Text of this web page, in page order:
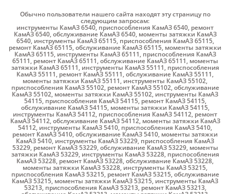
Обычно пользователи нашего сайта находят эту страницу по
следующим запросам:
инструменты КамАЗ 6540, приспособления КамАЗ 6540, ремонт
КамАЗ 6540,обслуживание КамАЗ 6540, моменты затяжки КамАЗ
6540, инструменты КамАЗ 65115, приспособления КамАЗ 65115,
ремонт КамАЗ 65115,обслуживание КамАЗ 65115, моменты затяжки
КамАЗ 65115, инструменты КамАЗ 65111, приспособления КамАЗ
65111, ремонт КамАЗ 65111,обслуживание КамАЗ 65111, моменты
затяжки КамАЗ 65111, инструменты КамАЗ 55111, приспособления
КамАЗ 55111, ремонт КамАЗ 55111,обслуживание КамАЗ 55111,
моменты затяжки КамАЗ 55111, инструменты КамАЗ 55102,
приспособления КамАЗ 55102, ремонт КамАЗ 55102,обслуживание
КамАЗ 55102, моменты затяжки КамАЗ 55102, инструменты КамАЗ
54115, приспособления КамАЗ 54115, ремонт КамАЗ 54115,
обслуживание КамАЗ 54115, моменты затяжки КамАЗ 54115,
инструменты КамАЗ 54112, приспособления КамАЗ 54112, ремонт
КамАЗ 54112,обслуживание КамАЗ 54112, моменты затяжки КамАЗ
54112, инструменты КамАЗ 5410, приспособления КамАЗ 5410,
ремонт КамАЗ 5410,обслуживание КамАЗ 5410, моменты затяжки
КамАЗ 5410, инструменты КамАЗ 53229, приспособления КамАЗ
53229, ремонт КамАЗ 53229,обслуживание КамАЗ 53229, моменты
затяжки КамАЗ 53229, инструменты КамАЗ 53228, приспособления
КамАЗ 53228, ремонт КамАЗ 53228,обслуживание КамАЗ 53228,
моменты затяжки КамАЗ 53228, инструменты КамАЗ 53215,
приспособления КамАЗ 53215, ремонт КамАЗ 53215,обслуживание
КамАЗ 53215, моменты затяжки КамАЗ 53215, инструменты КамАЗ
53213, приспособления КамАЗ 53213, ремонт КамАЗ 53213,